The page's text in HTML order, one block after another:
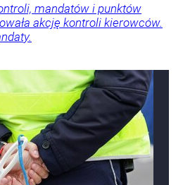
mandatów i punktów
akcję kontroli kierowców.